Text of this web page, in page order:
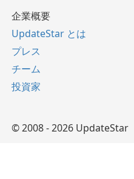
企業概要
UpdateStar とは
プレス
チーム
投資家
© 2008 - 2026 UpdateStar